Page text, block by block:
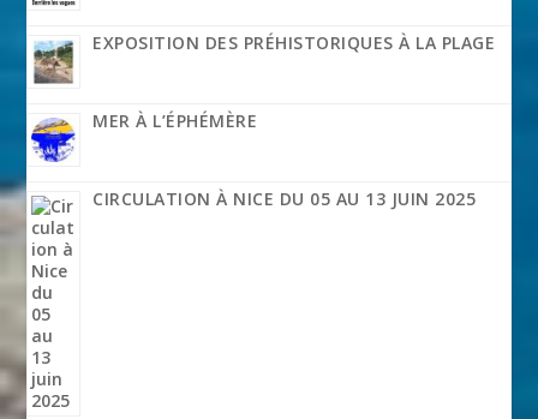
EXPOSITION DES PRÉHISTORIQUES À LA PLAGE
MER À L’ÉPHÉMÈRE
CIRCULATION À NICE DU 05 AU 13 JUIN 2025